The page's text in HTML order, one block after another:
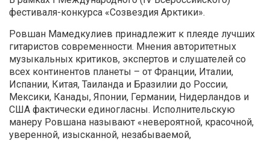
фестиваля-конкурса «Созвездия Арктики».
Ровшан Мамедкулиев принадлежит к плеяде лучших
гитаристов современности. Мнения авторитетных
музыкальных критиков, экспертов и слушателей со
всех континентов планеты – от Франции, Италии,
Испании, Китая, Таиланда и Бразилии до России,
Мексики, Канады, Японии, Германии, Нидерландов и
США фактически единогласны. Исполнительскую
манеру Ровшана называют «невероятной, красочной,
уверенной, изысканной, незабываемой,